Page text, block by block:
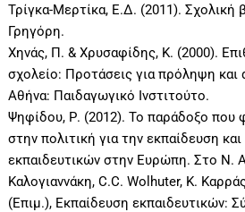
Τρίγκα-Μερτίκα, Ε.Δ. (2011). Σχολική
Γρηγόρη.
Χηνάς, Π. & Χρυσαφίδης, Κ. (2000).
σχολείο: Προτάσεις για πρόληψη και
Αθήνα: Παιδαγωγικό Ινστιτούτο.
Ψηφίδου, Ρ. (2012). Το παράδοξο που
στην πολιτική για την εκπαίδευση
εκπαιδευτικών στην Ευρώπη. Στο Ν.
Καλογιαννάκη, C.C. Wolhuter, Κ.
(Επιμ.), Εκπαίδευση εκπαιδευτικών: